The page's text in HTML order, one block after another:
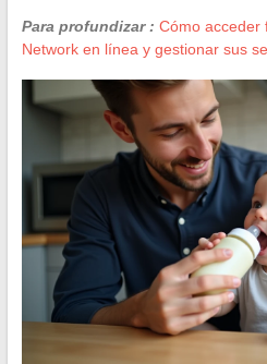
Para profundizar : Cómo acceder
Network en línea y gestionar sus